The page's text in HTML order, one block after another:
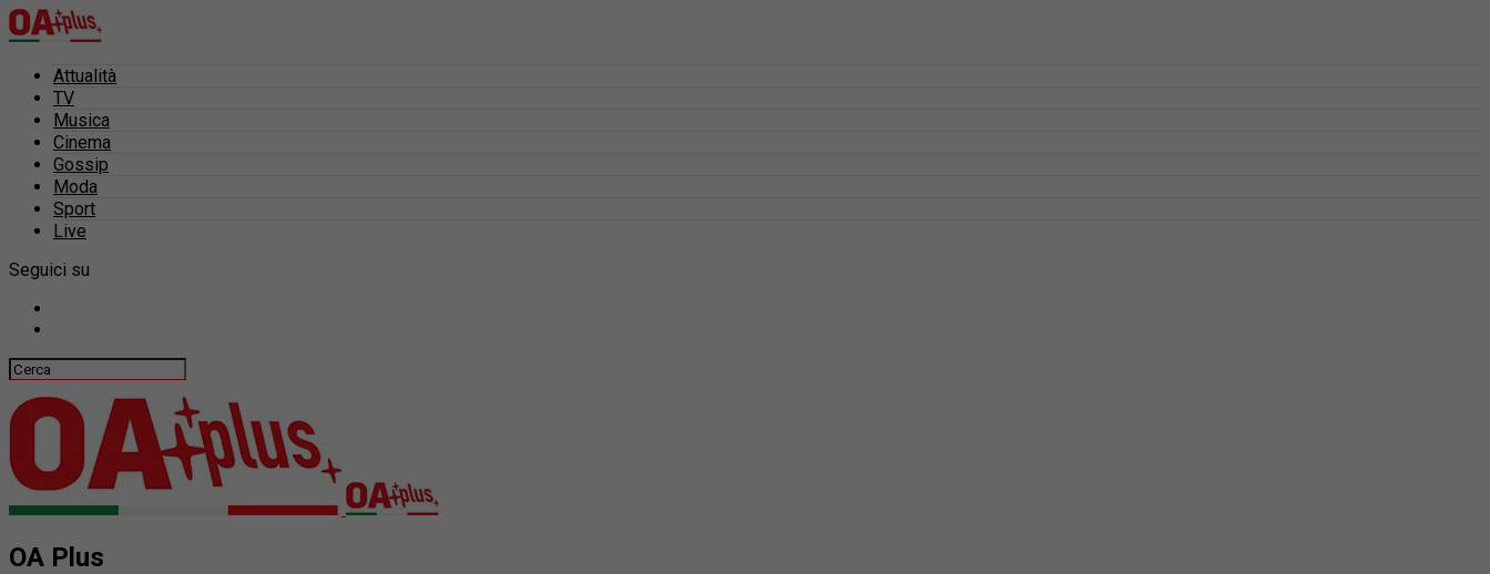
Attualità
TV
Musica
Cinema
Gossip
Moda
Sport
Live
Seguici su
OA Plus